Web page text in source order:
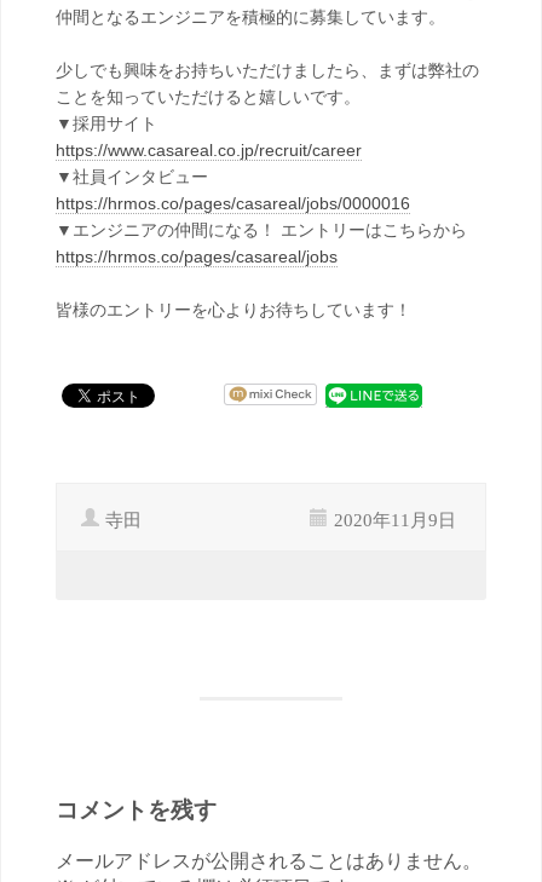
仲間となるエンジニアを積極的に募集しています。
少しでも興味をお持ちいただけましたら、まずは弊社の
ことを知っていただけると嬉しいです。
▼採用サイト
https://www.casareal.co.jp/recruit/career
▼社員インタビュー
https://hrmos.co/pages/casareal/jobs/0000016
▼エンジニアの仲間になる！ エントリーはこちらから
https://hrmos.co/pages/casareal/jobs
皆様のエントリーを心よりお待ちしています！
寺田 2020年11月9日
コメントを残す
メールアドレスが公開されることはありません。